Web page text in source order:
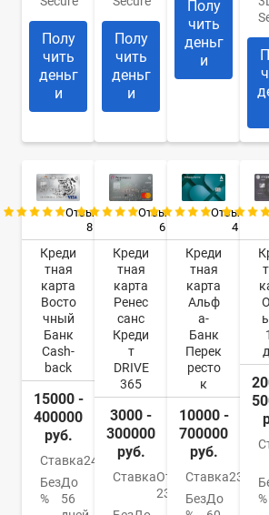
Полу
чить
деньг
и
Полу
чить
деньг
и
Полу
чить
деньг
и
Отзывы:
8
Креди
тная
карта
Восто
чный
Банк
Cash-
back
15000 -
400000
руб.
Ставка24%
Без
%
До
56
Отзывы:
6
Креди
тная
карта
Ренес
санс
Креди
т
DRIVE
365
3000 -
300000
руб.
СтавкаОт
23.9%
Отзывы:
4
Креди
тная
карта
Альф
а-
Банк
Перек
ресто
к
10000 -
700000
руб.
Ставка
БезДо
%